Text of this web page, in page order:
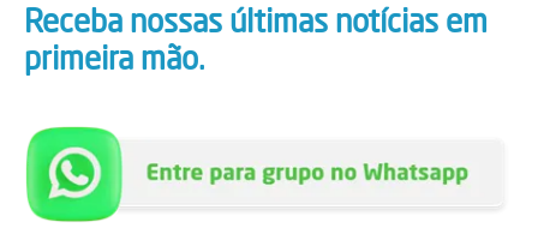
Receba nossas últimas notícias em
primeira mão.